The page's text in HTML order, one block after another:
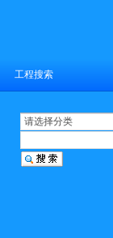
工程搜索
请选择分类